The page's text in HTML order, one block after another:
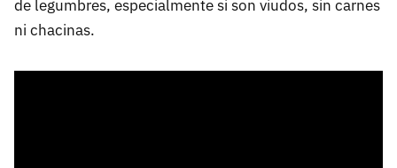
de legumbres, especialmente si son viudos, sin carnes
ni chacinas.